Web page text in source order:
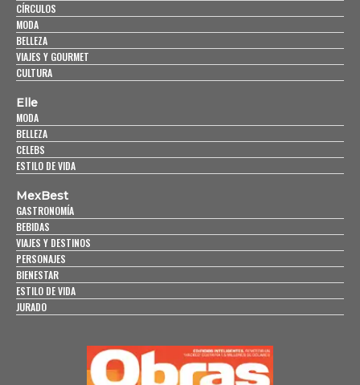
CÍRCULOS
MODA
BELLEZA
VIAJES Y GOURMET
CULTURA
Elle
MODA
BELLEZA
CELEBS
ESTILO DE VIDA
MexBest
GASTRONOMÍA
BEBIDAS
VIAJES Y DESTINOS
PERSONAJES
BIENESTAR
ESTILO DE VIDA
JURADO